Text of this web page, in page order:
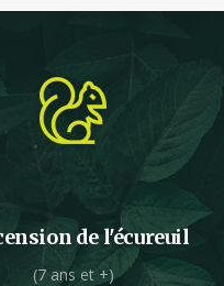
de l'écureuil
(7 ans et +)
ne pas tomber à l’eau, le parcours
par une ascension au-dessus du